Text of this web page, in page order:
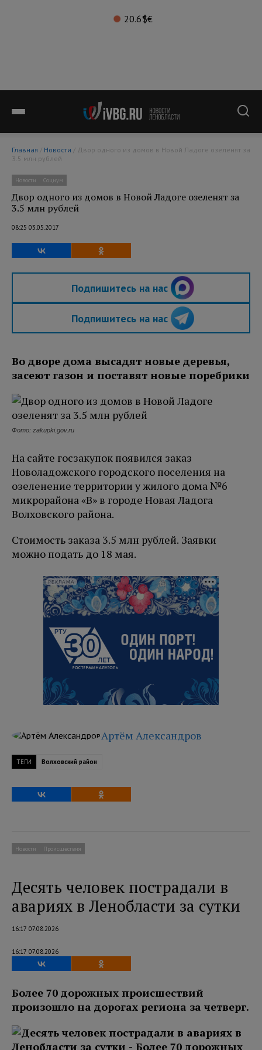
20.6°$€
Главная / Новости
3.5 млн рублей
Новости Социум
Двор одного из домов в Новой Ладоге озеленят за
3.5 млн рублей
08:25 03.05.2017
Подпишитесь на нас
Подпишитесь на нас
Во дворе дома высадят новые деревья,
засеют газон и поставят новые поребрики
Фото: zakupki.gov.ru
На сайте госзакупок появился заказ
Новоладожского городского поселения на
озеленение территории у жилого дома №6
микрорайона «В» в городе Новая Ладога
Волховского района.
Стоимость заказа 3.5 млн рублей. Заявки
можно подать до 18 мая.
РЕКЛАМА
Артём Александров
ТЕГИ Волховский район
Новости Происшествия
Десять человек пострадали в
авариях в Ленобласти за сутки
16:17 07.08.2026
16:17 07.08.2026
Более 70 дорожных происшествий
произошло на дорогах региона за четверг.